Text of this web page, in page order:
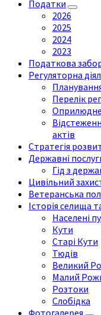
Податки
2026
2025
2024
2023
Податкова
Регуляторна
Перелік
актів
Стратегія
Державні
Гід з
Цивільний
Ветеранська
Історія селища
Населені
Кути
Старі Кути
Тюдів
Великий
Малий
Розтоки
Слобідка